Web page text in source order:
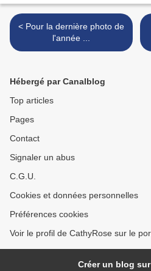
< Pour la dernière photo de
l'année ...
Hébergé par Canalblog
Top articles
Pages
Contact
Signaler un abus
C.G.U.
Cookies et données personnelles
Préférences cookies
Voir le profil de CathyRose sur le
Créer un blog